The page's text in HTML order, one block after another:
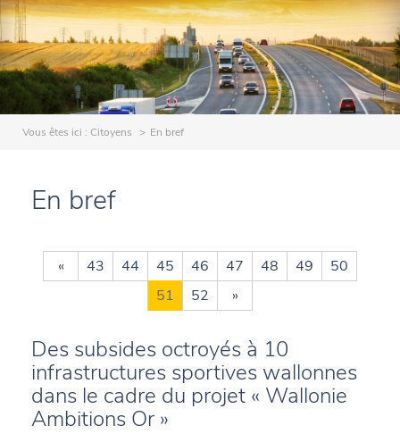
Vous êtes ici : Citoyens En bref
En bref
« 43 44 45 46 47 48 49
50
51
52 »
Des subsides octroyés à 10
infrastructures sportives wallonnes
dans le cadre du projet « Wallonie
Ambitions Or »